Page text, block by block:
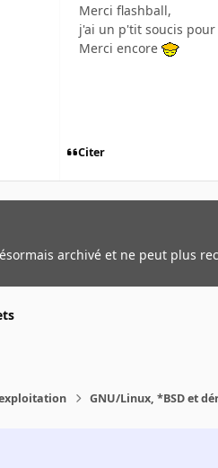
Merci flashball,
j'ai un p'tit soucis
Merci encore
Citer
archivé et ne peut plus
GNU/Linux, *BSD et